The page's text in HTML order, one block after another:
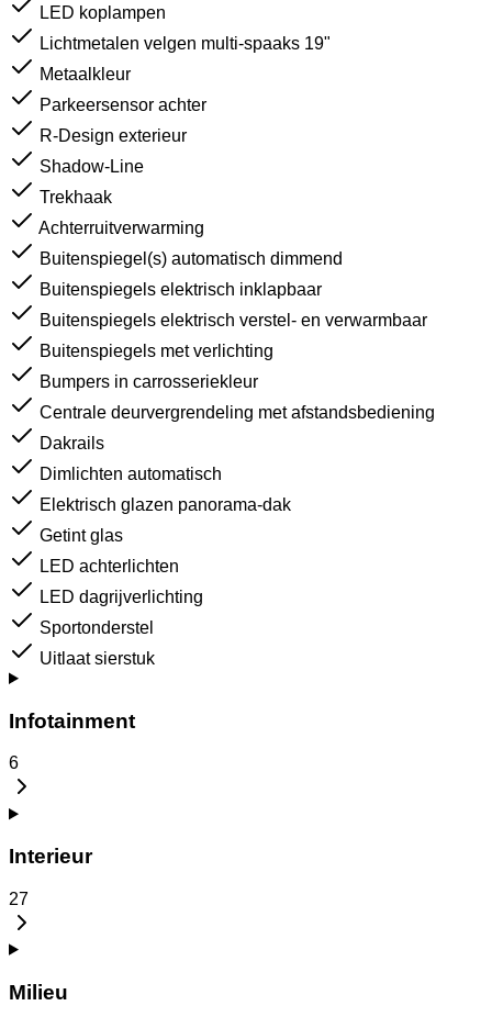
LED koplampen
Lichtmetalen velgen multi-spaaks 19"
Metaalkleur
Parkeersensor achter
R-Design exterieur
Shadow-Line
Trekhaak
Achterruitverwarming
Buitenspiegel(s) automatisch dimmend
Buitenspiegels elektrisch inklapbaar
Buitenspiegels elektrisch verstel- en verwarmbaar
Buitenspiegels met verlichting
Bumpers in carrosseriekleur
Centrale deurvergrendeling met afstandsbediening
Dakrails
Dimlichten automatisch
Elektrisch glazen panorama-dak
Getint glas
LED achterlichten
LED dagrijverlichting
Sportonderstel
Uitlaat sierstuk
Infotainment
6
Interieur
27
Milieu